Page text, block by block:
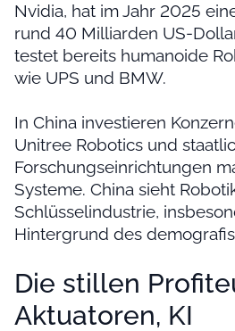
Nvidia, hat im Jahr 2025
rund 40 Milliarden US-
testet bereits humanoide
wie UPS und BMW.
In China investieren
Unitree Robotics und
Forschungseinrichtungen
Systeme. China sieht
Schlüsselindustrie,
Hintergrund des
Die stillen
Aktuatoren, KI